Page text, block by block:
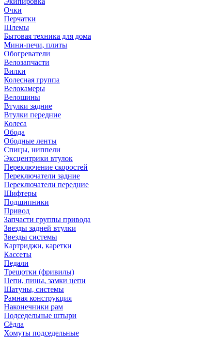
Очки
Перчатки
Шлемы
Бытовая техника для дома
Мини-печи, плиты
Обогреватели
Велозапчасти
Вилки
Колесная группа
Велокамеры
Велошины
Втулки задние
Втулки передние
Колеса
Обода
Ободные ленты
Спицы, ниппели
Эксцентрики втулок
Переключение скоростей
Переключатели задние
Переключатели передние
Шифтеры
Подшипники
Привод
Запчасти группы привода
Звезды задней втулки
Звезды системы
Картриджи, каретки
Кассеты
Педали
Трещотки (фривилы)
Цепи, пины, замки цепи
Шатуны, системы
Рамная конструкция
Наконечники рам
Подседельные штыри
Сёдла
Хомуты подседельные